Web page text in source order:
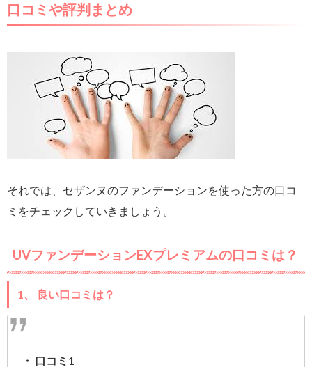
口コミや評判まとめ
それでは、セザンヌのファンデーションを使った方の口コ
ミをチェックしていきましょう。
UVファンデーションEXプレミアムの口コミは？
1、 良い口コミは？
・ 口コミ1